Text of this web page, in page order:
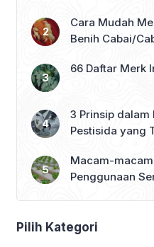
Cara Mudah
Benih Cabai/
66 Daftar Merk
3 Prinsip
Pestisida yang
Macam-
Penggunaan
Pilih Kategori